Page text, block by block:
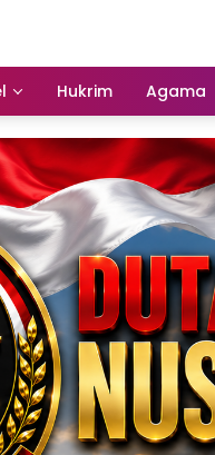
Hukrim Agama